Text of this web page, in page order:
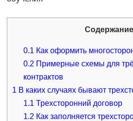
Содержание
0.1 Как оформить
0.2 Примерные схемы для
контрактов
1 В каких случаях бывают
1.1 Трехсторонний договор
1.2 Как заполняется